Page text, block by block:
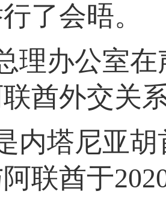
了会晤。
理办公室
酋外交关
内塔尼亚
联酋于